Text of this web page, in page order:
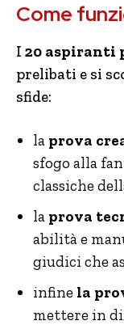
Come
I 20 aspiranti
prelibati e si
sfide:
la prova
sfogo alla
classiche
la prova
abilità e
giudici che
infine la
mettere in